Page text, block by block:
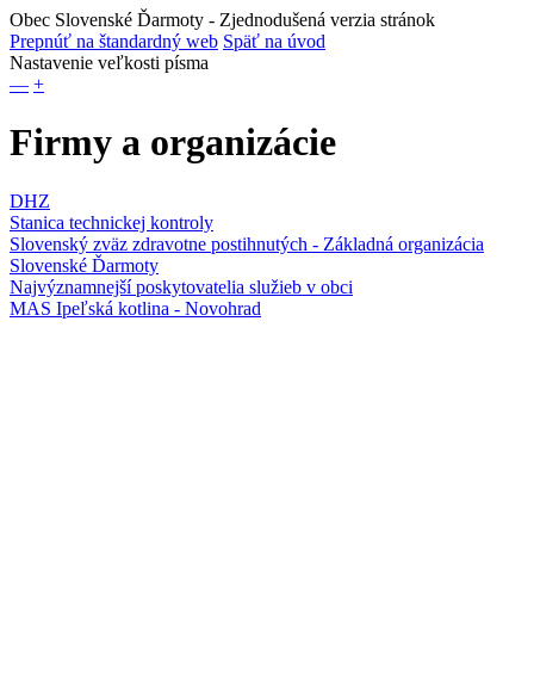
Obec Slovenské Ďarmoty - Zjednodušená verzia stránok
Prepnúť na štandardný web Späť na úvod
Nastavenie veľkosti písma
— +
Firmy a organizácie
DHZ
Stanica technickej kontroly
Slovenský zväz zdravotne postihnutých - Základná organizácia
Slovenské Ďarmoty
Najvýznamnejší poskytovatelia služieb v obci
MAS Ipeľská kotlina - Novohrad